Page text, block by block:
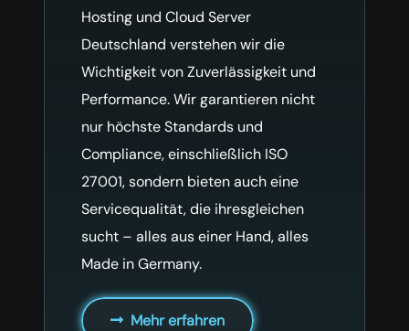
Hosting und Cloud Server
Deutschland verstehen wir die
Wichtigkeit von Zuverlässigkeit und
Performance. Wir garantieren nicht
nur höchste Standards und
Compliance, einschließlich ISO
27001, sondern bieten auch eine
Servicequalität, die ihresgleichen
sucht – alles aus einer Hand, alles
Made in Germany.
Mehr erfahren